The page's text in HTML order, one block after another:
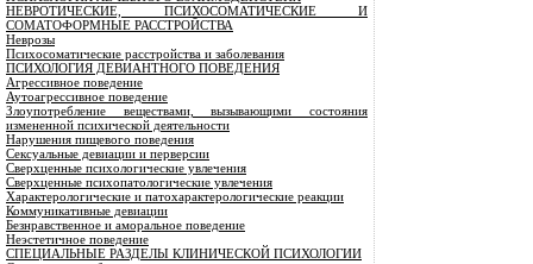
НЕВРОТИЧЕСКИЕ, ПСИХОСОМАТИЧЕСКИЕ И
СОМАТОФОРМНЫЕ РАССТРОЙСТВА
Неврозы
Психосоматические расстройства и заболевания
ПСИХОЛОГИЯ ДЕВИАНТНОГО ПОВЕДЕНИЯ
Агрессивное поведение
Аутоагрессивное поведение
Злоупотребление веществами, вызывающими состояния
измененной психической деятельности
Нарушения пищевого поведения
Сексуальные девиации и перверсии
Сверхценные психологические увлечения
Сверхценные психопатологические увлечения
Характерологические и патохарактерологические реакции
Коммуникативные девиации
Безнравственное и аморальное поведение
Неэстетичное поведение
СПЕЦИАЛЬНЫЕ РАЗДЕЛЫ КЛИНИЧЕСКОЙ ПСИХОЛОГИИ